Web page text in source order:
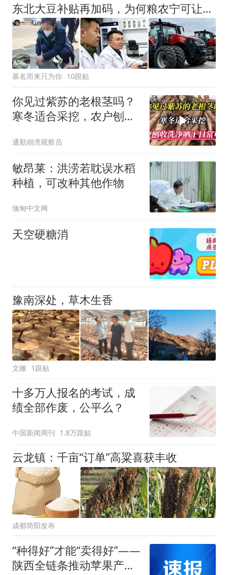
东北大豆补贴再加码，为何粮农宁可让土地闲置，也不卖给压榨厂？
慕名而来只为你 10跟贴
你见过紫苏的老根茎吗？
寒冬适合采挖，农户刨收
通勤崩溃观察员
敏昂莱：洪涝若耽误水稻
种植，可改种其他作物
缅甸中文网
天空硬糖消
豫南深处，草木生香
文瞰 1跟贴
十多万人报名的考试，成
绩全部作废，公平么？
中国新闻周刊 1.8万跟贴
云龙镇：千亩“订单”高粱喜获丰收
成都简阳发布
“种得好”才能“卖得好”——
陕西全链条推动苹果产业